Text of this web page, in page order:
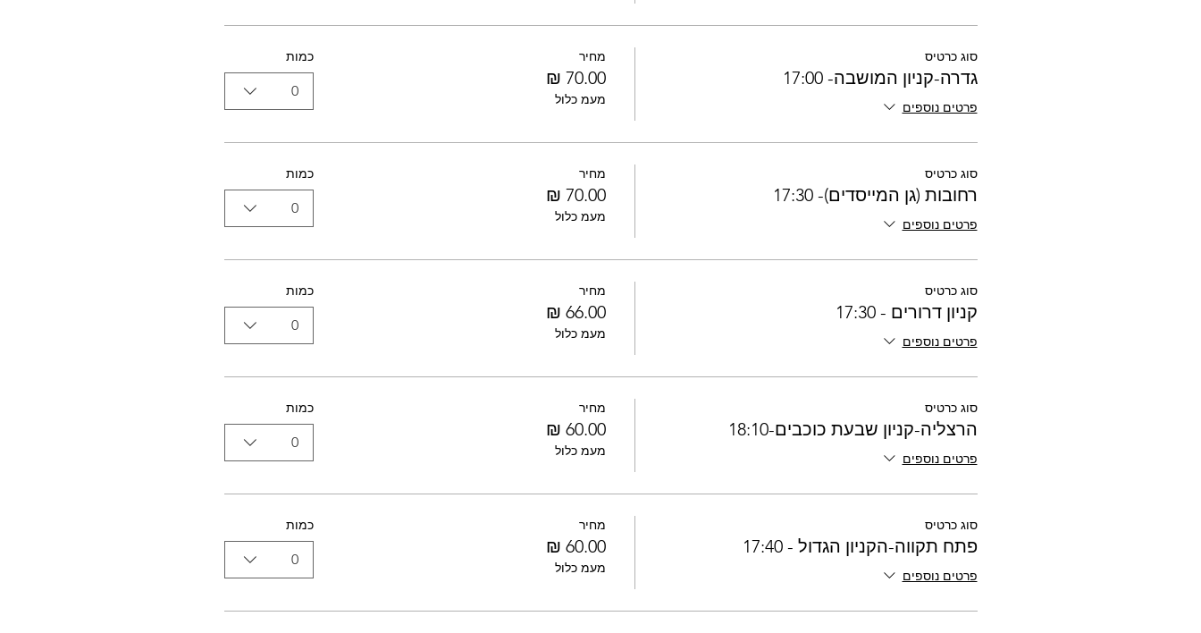
סוג כרטיס
גדרה-קניון המושבה- 17:00
פרטים נוספים
מחיר
מעמ כלול
כמות
0
סוג כרטיס
רחובות (גן המייסדים)- 17:30
פרטים נוספים
מחיר
מעמ כלול
כמות
0
סוג כרטיס
קניון דרורים - 17:30
פרטים נוספים
מחיר
מעמ כלול
כמות
0
סוג כרטיס
הרצליה-קניון שבעת כוכבים-18:10
פרטים נוספים
מחיר
מעמ כלול
כמות
0
סוג כרטיס
פתח תקווה-הקניון הגדול - 17:40
פרטים נוספים
מחיר
מעמ כלול
כמות
0